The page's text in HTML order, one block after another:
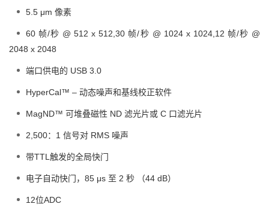
5.5 μm 像素
60 帧/秒 @ 512 x 512,30 帧/秒 @ 1024 x 1024,12 帧/秒 @
2048 x 2048
端口供电的 USB 3.0
HyperCal™ – 动态噪声和基线校正软件
MagND™ 可堆叠磁性 ND 滤光片或 C 口滤光片
2,500：1 信号对 RMS 噪声
带TTL触发的全局快门
电子自动快门，85 μs 至 2 秒 （44 dB）
12位ADC